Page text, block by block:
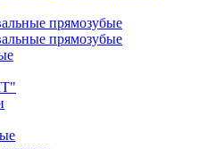
прямозубые
прямозубые